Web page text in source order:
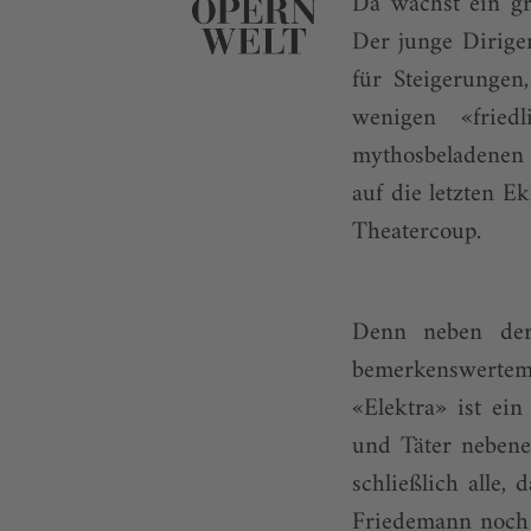
Der junge
für
wenigen
auf die letzten
Theatercoup.
Denn neben
«Elektra» ist
und Täter
schließlich alle,
Friedemann